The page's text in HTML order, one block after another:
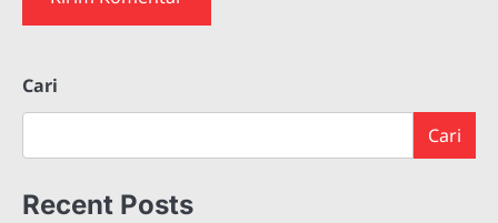
Cari
Cari
Recent Posts